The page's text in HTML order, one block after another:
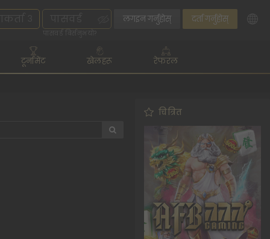
लगइन गर्नुहोस्
पासवर्ड बिर्सनुभयो?
दर्ता गर्नुहोस्
टूर्नामेंट खेलहरू रेफरल
चित्रित